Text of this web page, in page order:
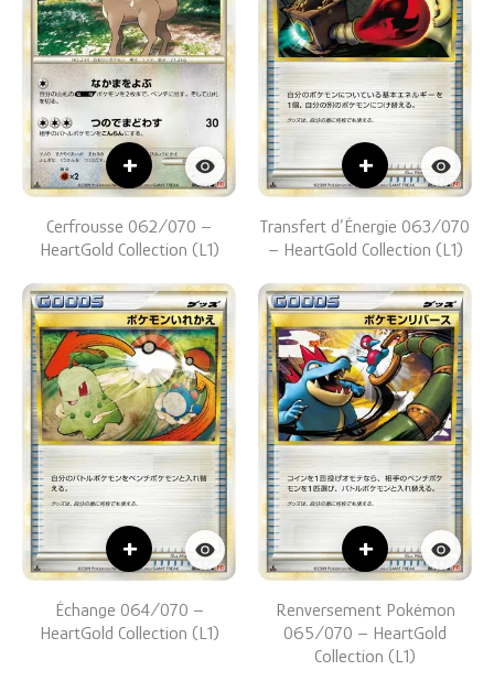
+
Cerfrousse 062/070 –
HeartGold Collection (L1)
+
Transfert d’Énergie 063/070
– HeartGold Collection (L1)
+
Échange 064/070 –
HeartGold Collection (L1)
+
Renversement Pokémon
065/070 – HeartGold
Collection (L1)